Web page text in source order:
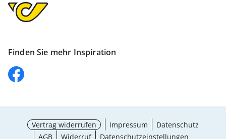
Finden Sie mehr Inspiration
Vertrag widerrufen Impressum
Datenschutz
AGB
Widerruf Datenschutzeinstellungen